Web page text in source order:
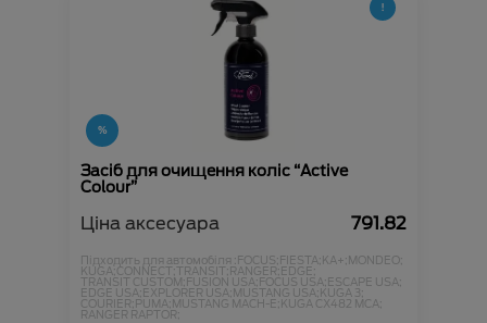
Засіб для очищення коліс “Active
Colour”
Ціна аксесуара 791.82
Підходить для автомобіля :FOCUS;FIESTA;KA+;MONDEO;
KUGA;CONNECT;TRANSIT;RANGER;EDGE;
TRANSIT CUSTOM;FUSION USA;FOCUS USA;ESCAPE USA;
EDGE USA;EXPLORER USA;MUSTANG USA;KUGA 3;
COURIER;PUMA;MUSTANG MACH-E;KUGA CX482 MCA;
RANGER RAPTOR;